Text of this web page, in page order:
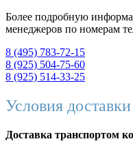
Более подробную
менеджеров по номерам
8 (495) 783-72-15
8 (925) 504-75-60
8 (925) 514-33-25
Условия доставки
Доставка транспортом